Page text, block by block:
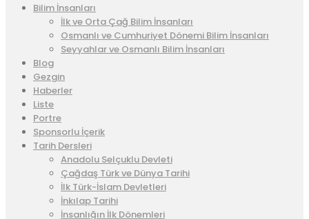
Bilim İnsanları
İlk ve Orta Çağ Bilim İnsanları
Osmanlı ve Cumhuriyet Dönemi Bilim İnsanları
Seyyahlar ve Osmanlı Bilim İnsanları
Blog
Gezgin
Haberler
Liste
Portre
Sponsorlu İçerik
Tarih Dersleri
Anadolu Selçuklu Devleti
Çağdaş Türk ve Dünya Tarihi
İlk Türk-İslam Devletleri
İnkılap Tarihi
İnsanlığın İlk Dönemleri